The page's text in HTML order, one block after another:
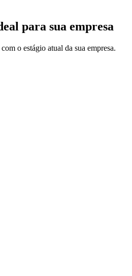
para sua empresa
o estágio atual da sua empresa.